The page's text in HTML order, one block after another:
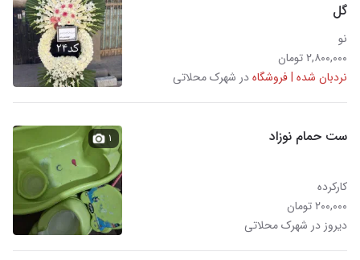
گل
نو
۲,۸۰۰,۰۰۰ تومان
نردبان شده | فروشگاهدر شهرک محلاتی
ست حمام نوزاد
کارکرده
۲۰۰,۰۰۰ تومان
دیروز در شهرک محلاتی
۱